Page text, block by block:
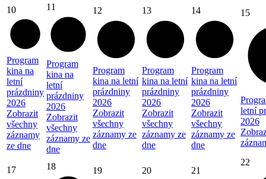
10
Program
kina na
letní
prázdniny
2026
Zobrazit
všechny
záznamy
ze dne
11
Program
kina na
letní
prázdniny
2026
Zobrazit
všechny
záznamy ze
dne
12
Program
kina na letní
prázdniny
2026
Zobrazit
všechny
záznamy ze
dne
13
Program
kina na letní
prázdniny
2026
Zobrazit
všechny
záznamy ze
dne
14
Program
kina na letní
prázdniny
2026
Zobrazit
všechny
záznamy ze
dne
15
letní
2026
17 18 19 20 21
22